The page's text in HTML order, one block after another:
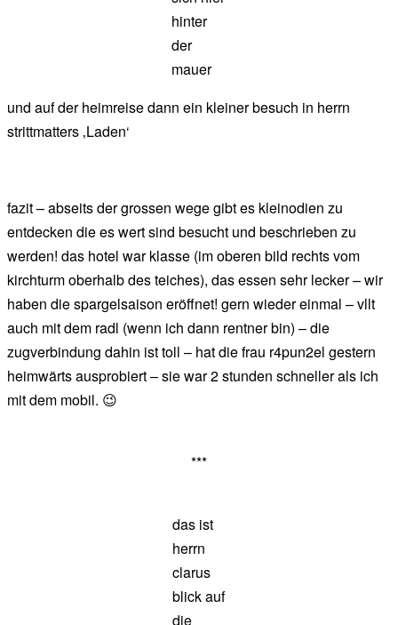
hinter
der
mauer
und auf der heimreise dann ein kleiner besuch in herrn
strittmatters ‚Laden‘
fazit – abseits der grossen wege gibt es kleinodien zu
entdecken die es wert sind besucht und beschrieben zu
werden! das hotel war klasse (im oberen bild rechts vom
kirchturm oberhalb des teiches), das essen sehr lecker – wir
haben die spargelsaison eröffnet! gern wieder einmal – vllt
auch mit dem radl (wenn ich dann rentner bin) – die
zugverbindung dahin ist toll – hat die frau r4pun2el gestern
heimwärts ausprobiert – sie war 2 stunden schneller als ich
mit dem mobil. 😉
***
das ist
herrn
clarus
blick auf
die